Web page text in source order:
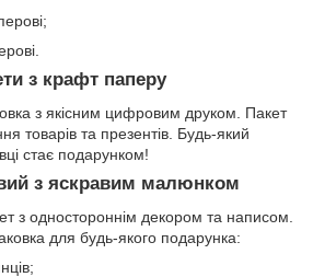
з крафт паперу
з якісним цифровим друком. Пакет
товарів та презентів. Будь-який
стає подарунком!
з яскравим малюнком
з одностороннім декором та написом.
для будь-якого подарунка: